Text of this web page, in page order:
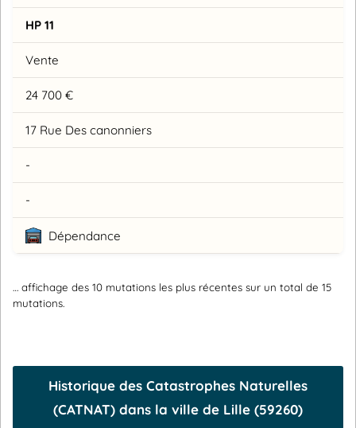
HP 11
Vente
24 700 €
17 Rue Des canonniers
-
-
Dépendance
… affichage des 10 mutations les plus récentes sur un total de 15
mutations.
Historique des Catastrophes Naturelles
(CATNAT) dans la ville de Lille (59260)